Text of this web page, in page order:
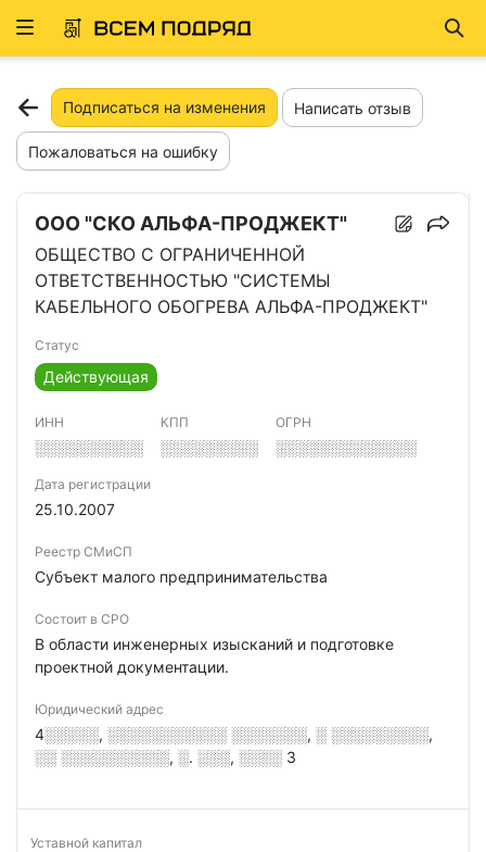
Развернуть
Подписаться на изменения Написать отзыв
Пожаловаться на ошибку
ООО "СКО АЛЬФА-ПРОДЖЕКТ"
ОБЩЕСТВО С ОГРАНИЧЕННОЙ
ОТВЕТСТВЕННОСТЬЮ "СИСТЕМЫ
КАБЕЛЬНОГО ОБОГРЕВА АЛЬФА-ПРОДЖЕКТ"
Статус
Действующая
ИНН
░░░░░░░░░░
КПП
░░░░░░░░░
ОГРН
░░░░░░░░░░░░░
Дата регистрации
25.10.2007
Реестр СМиСП
Субъект малого предпринимательства
Состоит в СРО
В области инженерных изысканий и подготовке
проектной документации.
Юридический адрес
4░░░░░, ░░░░░░░░░░░ ░░░░░░░, ░ ░░░░░░░░░,
░░ ░░░░░░░░░░, ░. ░░░, ░░░░ 3
Уставной капитал